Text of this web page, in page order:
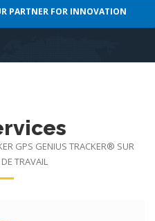
PARTNER FOR INNOVATION
GPS GENIUS TRACKER® SUR
TRAVAIL